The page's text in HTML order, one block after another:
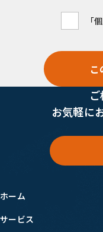
人データ」及び「保
に従います。
当社は、個人情報の取
し、適法かつ公正な手
情報の利用は、特定し
個人情報の適正な管理
クセス又は個人情報
正に努めます。詳細は
て」「７．安全管理措
対応いたします。窓口
情報の取扱いについて
「
ホーム
サービス
お気軽に